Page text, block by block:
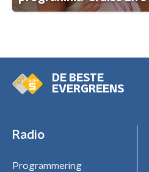
DE BESTE
EVERGREENS
Radio
Programmering